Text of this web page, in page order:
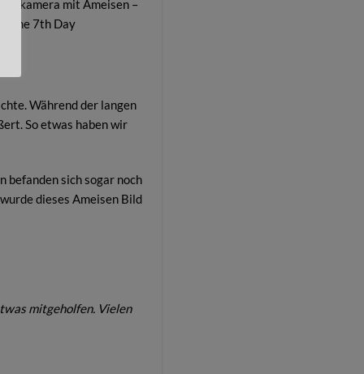
mit Ameisen –
The 7th Day
Während der langen
So etwas haben wir
befanden sich sogar noch
dieses Ameisen Bild
mitgeholfen. Vielen